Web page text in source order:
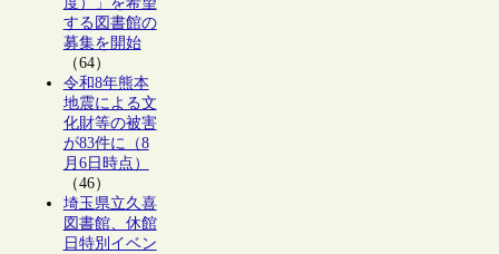
する図書館の
募集を開始
（64）
令和8年熊本
地震による文
化財等の被害
が83件に（8
月6日時点）
（46）
埼玉県立久喜
図書館、休館
日特別イベン